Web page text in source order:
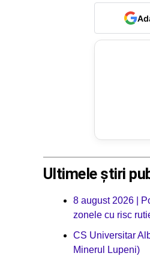
Ultimele știri
8 august 2026 |
zonele cu risc
CS Universitar
Minerul Lupeni)